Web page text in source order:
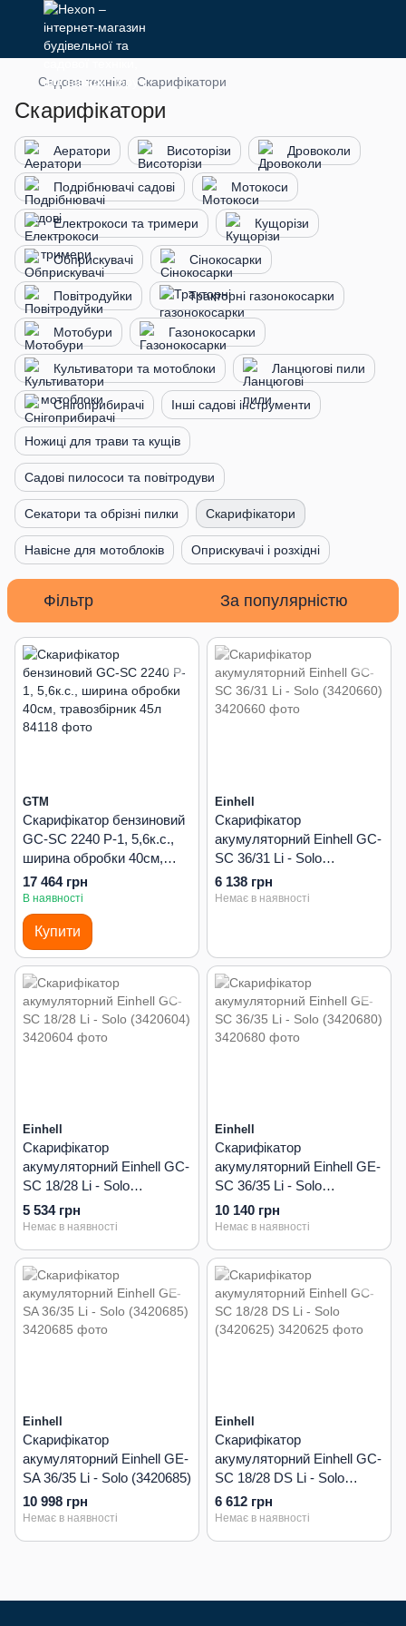
Садова техніка Скарифікатори
Скарифікатори
Аератори Висоторізи Дровоколи
Подрібнювачі садові Мотокоси
Електрокоси та тримери Кущорізи
Обприскувачі Сінокосарки
Повітродуйки Тракторні газонокосарки
Мотобури Газонокосарки
Культиватори та мотоблоки Ланцюгові пили
Снігоприбирачі Інші садові інструменти
Ножиці для трави та кущів
Садові пилососи та повітродуви
Секатори та обрізні пилки Скарифікатори
Навісне для мотоблоків Оприскувачі і розхідні
Фільтр За популярністю
GTM
Скарифікатор бензиновий
GC-SC 2240 P-1, 5,6к.с.,
ширина обробки 40см,
травозбірник 45л
17 464 грн
В наявності
Купити
Einhell
Скарифікатор
акумуляторний Einhell GC-
SC 36/31 Li - Solo
(3420660)
6 138 грн
Немає в наявності
Einhell
Скарифікатор
акумуляторний Einhell GC-
SC 18/28 Li - Solo
(3420604)
5 534 грн
Немає в наявності
Einhell
Скарифікатор
акумуляторний Einhell GE-
SC 36/35 Li - Solo
(3420680)
10 140 грн
Немає в наявності
Einhell
Скарифікатор
акумуляторний Einhell GE-
SA 36/35 Li - Solo (3420685)
10 998 грн
Немає в наявності
Einhell
Скарифікатор
акумуляторний Einhell GC-
SC 18/28 DS Li - Solo
(3420625)
6 612 грн
Немає в наявності